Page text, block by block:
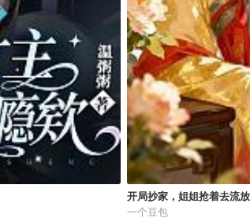
开局抄家，姐姐抢着去流放
一个豆包